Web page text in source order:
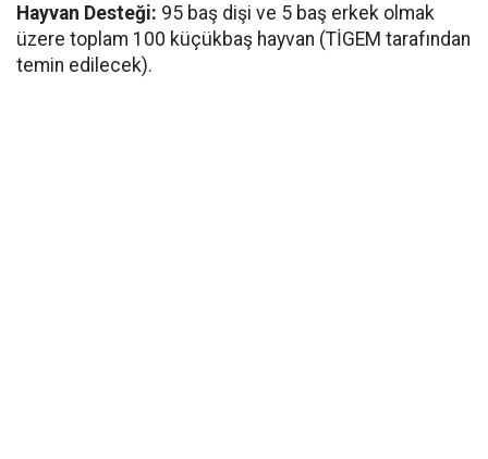
Hayvan Desteği: 95 baş dişi ve 5 baş erkek olmak
üzere toplam 100 küçükbaş hayvan (TİGEM tarafından
temin edilecek).